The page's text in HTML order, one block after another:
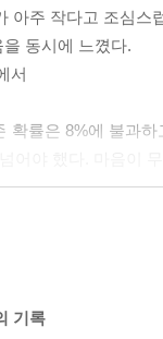
아주 작다고 조심
동시에 느꼈다.
서
확률은 8%에 불과
심한 날이었다. 오
. 창자가 끊어지는
려왔다.
기록